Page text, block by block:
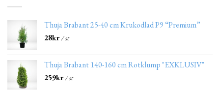
Thuja Brabant 25-40 cm Krukodlad P9 “Premium”
28kr/ st
Thuja Brabant 140-160 cm Rotklump "EXKLUSIV"
259kr/ st